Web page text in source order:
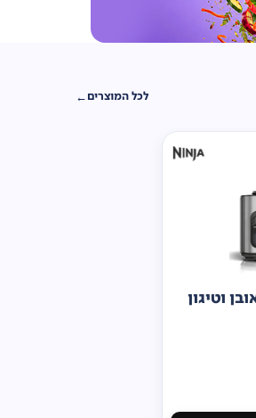
לכל המוצרים
וטיגון